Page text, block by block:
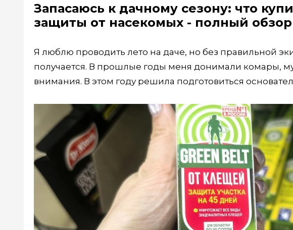
Запасаюсь к дачному сезону: что
защиты от насекомых - полный
Я люблю проводить лето на даче, но без правильной
получается. В прошлые годы меня донимали комары,
внимания. В этом году решила подготовиться